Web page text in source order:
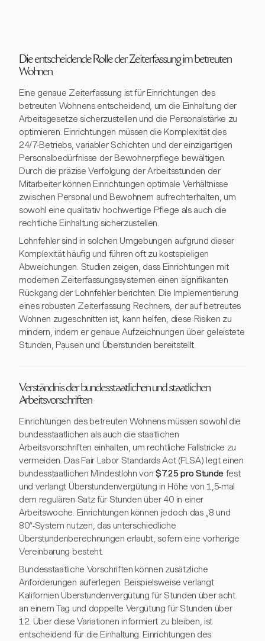
Die entscheidende Rolle der Zeiterfassung im betreuten
Wohnen
Eine genaue Zeiterfassung ist für Einrichtungen des
betreuten Wohnens entscheidend, um die Einhaltung der
Arbeitsgesetze sicherzustellen und die Personalstärke zu
optimieren. Einrichtungen müssen die Komplexität des
24/7-Betriebs, variabler Schichten und der einzigartigen
Personalbedürfnisse der Bewohnerpflege bewältigen.
Durch die präzise Verfolgung der Arbeitsstunden der
Mitarbeiter können Einrichtungen optimale Verhältnisse
zwischen Personal und Bewohnern aufrechterhalten, um
sowohl eine qualitativ hochwertige Pflege als auch die
rechtliche Einhaltung sicherzustellen.
Lohnfehler sind in solchen Umgebungen aufgrund dieser
Komplexität häufig und führen oft zu kostspieligen
Abweichungen. Studien zeigen, dass Einrichtungen mit
modernen Zeiterfassungssystemen einen signifikanten
Rückgang der Lohnfehler berichten. Die Implementierung
eines robusten Zeiterfassung Rechners, der auf betreutes
Wohnen zugeschnitten ist, kann helfen, diese Risiken zu
mindern, indem er genaue Aufzeichnungen über geleistete
Stunden, Pausen und Überstunden bereitstellt.
Verständnis der bundesstaatlichen und staatlichen
Arbeitsvorschriften
Einrichtungen des betreuten Wohnens müssen sowohl die
bundesstaatlichen als auch die staatlichen
Arbeitsvorschriften einhalten, um rechtliche Fallstricke zu
vermeiden. Das Fair Labor Standards Act (FLSA) legt einen
bundesstaatlichen Mindestlohn von$7.25 pro Stunde fest
und verlangt Überstundenvergütung in Höhe von 1,5-mal
dem regulären Satz für Stunden über 40 in einer
Arbeitswoche. Einrichtungen können jedoch das „8 und
80“-System nutzen, das unterschiedliche
Überstundenberechnungen erlaubt, sofern eine vorherige
Vereinbarung besteht.
Bundesstaatliche Vorschriften können zusätzliche
Anforderungen auferlegen. Beispielsweise verlangt
Kalifornien Überstundenvergütung für Stunden über acht
an einem Tag und doppelte Vergütung für Stunden über
12. Über diese Variationen informiert zu bleiben, ist
entscheidend für die Einhaltung. Einrichtungen des